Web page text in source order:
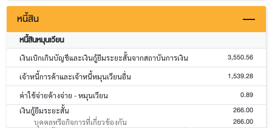
หนี้สิน
หนี้สินหมุนเวียน
เงินเบิกเกินบัญชีและเงินกู้ยืมระยะสั้นจากสถาบันการเงิน 3,550.56
เจ้าหนี้การค้าและเจ้าหนี้หมุนเวียนอื่น 1,539.28
ค่าใช้จ่ายค้างจ่าย - หมุนเวียน 0.89
เงินกู้ยืมระยะสั้น 266.00
บุคคลหรือกิจการที่เกี่ยวข้องกัน 266.00